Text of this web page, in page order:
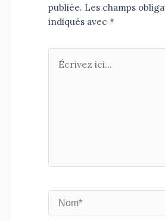
publiée. Les champs
indiqués avec *